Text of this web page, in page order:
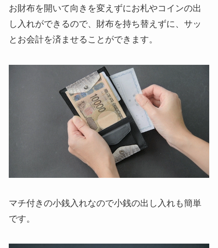
お財布を開いて向きを変えずにお札やコインの出
し入れができるので、財布を持ち替えずに、サッ
とお会計を済ませることができます。
マチ付きの小銭入れなので小銭の出し入れも簡単
です。